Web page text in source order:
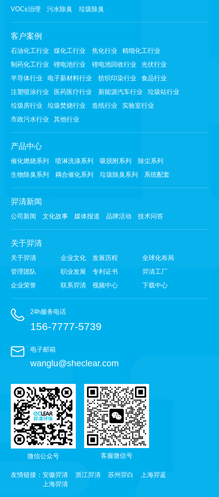
VOCs治理 污水除臭 垃圾除臭
客户案例
石油化工行业 煤化工行业 焦化行业
精细化工行业
制药化工行业
锂电池行业 锂电池回收行业
光伏行业
半导体行业
电子新材料行业 纺织印染行业
食品行业
注塑喷涂行业
医药医疗行业 新能源汽车行业
垃圾站行业
垃圾房行业
垃圾焚烧行业 造纸行业
实验室行业
市政污水行业
其他行业
产品中心
催化燃烧系列 喷淋洗涤系列 吸脱附系列
除尘系列
生物除臭系列
耦合催化系列 垃圾除臭系列 系统配套
羿清新闻
公司新闻 文化故事 媒体报道 品牌活动 技术问答
关于羿清
关于羿清 企业文化 发展历程
全球化布局
管理团队
职业发展 专利证书
羿清工厂
企业荣誉
联系羿清 视频中心 下载中心
24h服务电话
156-7777-5739
电子邮箱
wanglu@sheclear.com
微信公众号 客服微信号
友情链接：安徽羿清 浙江羿清 苏州羿白
上海羿蓝
上海羿清